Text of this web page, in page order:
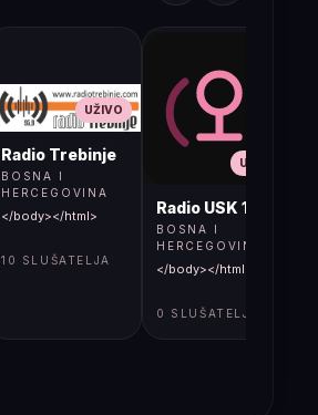
UŽIVO
Radio Trebinje
BOSNA I
HERCEGOVINA
</body></html>
10 SLUŠATELJA
UŽIVO
Radio USK 1
BOSNA I
HERCEGOVINA
</body></html>
0 SLUŠATELJA